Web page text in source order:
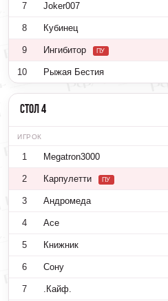
7 Joker007
8 Кубинец
9 Ингибитор ПУ
10 Рыжая Бестия
Стол 4
ИГРОК
1 Megatron3000
2 Карпулетти ПУ
3 Андромеда
4 Ace
5 Книжник
6 Сону
7 .Кайф.